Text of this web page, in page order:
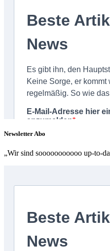
Newsletter Abo
„Wir sind sooooooooooo up-to-